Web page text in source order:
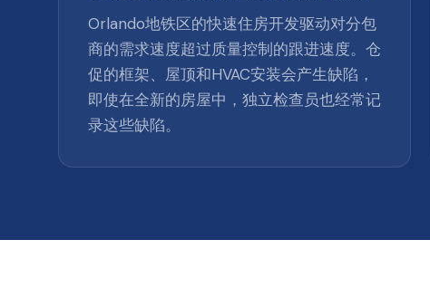
Orlando地铁区的快速住房开发驱动对分包
商的需求速度超过质量控制的跟进速度。仓
促的框架、屋顶和HVAC安装会产生缺陷，
即使在全新的房屋中，独立检查员也经常记
录这些缺陷。